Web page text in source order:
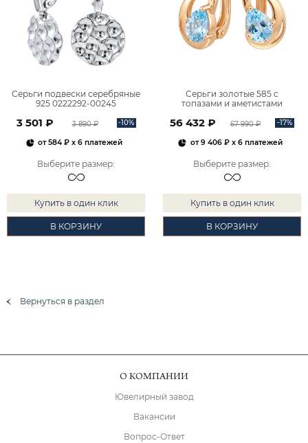
Серьги подвески серебряные
925 0222292-00245
3 501 ₽ 3 890 ₽ -10%
от584 ₽ x 6 платежей
Выберите размер:
Купить в один клик
В КОРЗИНУ
Серьги золотые 585 с
топазами и аметистами
56 432 ₽ 67 990 ₽ -17%
от9 406 ₽x 6 платежей
Выберите размер:
Купить в один клик
В КОРЗИНУ
Вернуться в раздел
О КОМПАНИИ
Ювелирный завод
Вакансии
Вопрос-Ответ